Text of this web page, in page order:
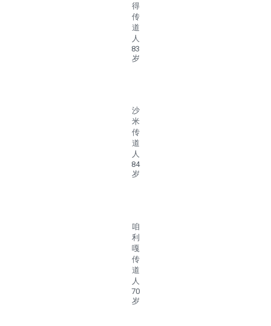
得
传
道
人
83
岁
沙
米
传
道
人
84
岁
咱
利
嘎
传
道
人
70
岁